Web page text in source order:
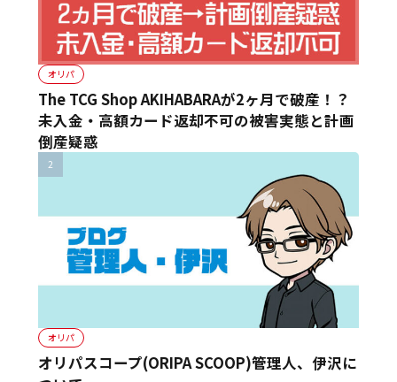
オリパ
The TCG Shop AKIHABARAが2ヶ月で破産！？
未入金・高額カード返却不可の被害実態と計画
倒産疑惑
オリパ
オリパスコープ(ORIPA SCOOP)管理人、伊沢に